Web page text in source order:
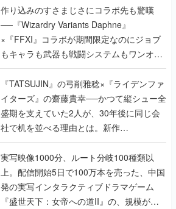
作り込みのすさまじさにコラボ先も驚嘆
──『Wizardry Variants Daphne』
×『FFXI』コラボが期間限定なのにジョブ
もキャラも武器も戦闘システムもワンオフ
で作り込まれた理由を両ディレクターに聞
く
『TATSUJIN』の弓削雅稔×『ライデンファ
イターズ』の齋藤貴幸──かつて縦シュー全
盛期を支えていた2人が、30年後に同じ会
社で机を並べる理由とは。新作
『TATSUJIN EXTREME』で初タッグを組
んだレジェンド2人に訊く開発秘話
実写映像1000分、ルート分岐100種類以
上。配信開始5日で100万本を売った、中国
発の実写インタラクティブドラマゲーム
『盛世天下：女帝への道II』の、規模が違